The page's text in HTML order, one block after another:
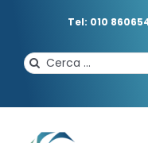
Tel: 010
Cerca
per: